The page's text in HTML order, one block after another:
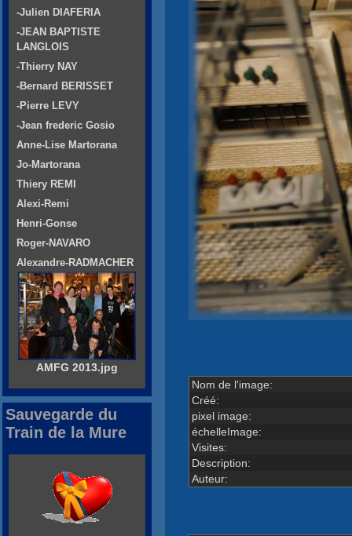
Nom de l'image:
Créé:
pixel image:
échelleImage:
Visites:
Description:
Auteur:
-Julien DIAFERIA
-JEAN BAPTISTE
LANGLOIS
-Thierry NAY
-Bernard BERISSET
-Pierre LEVY
-Jean frederic Gosio
Anne-Lise Martorana
Jo-Martorana
Thiery REMI
Alexi-Remi
Henri-Gonse
Roger-NAVARO
Alexandre-RADMACHER
AMFG 2013.jpg
Sauvegarde du
Train de la Mure